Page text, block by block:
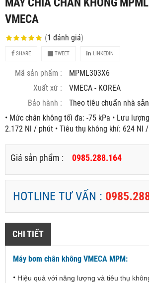
VMECA
(1 đánh giá)
SHARE TWEET LINKEDIN
Mã sản phẩm :
MPML303X6
Xuất xứ :
VMECA - KOREA
Bảo hành :
Theo tiêu chuẩn nhà
• Mức chân không tối đa: -75 kPa • Lưu
2.172 Nl / phút • Tiêu thụ không khí: 624 Nl
Giá sản phẩm : 0985.288.164
HOTLINE TƯ VẤN :
CHI TIẾT
Máy bơm chân không VMECA MPM:
• Hiệu quả với năng lượng và tiêu thụ